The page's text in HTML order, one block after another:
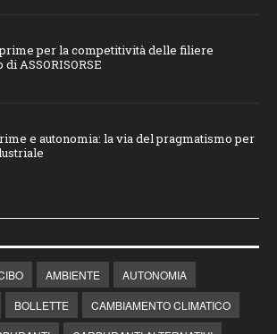
per la competitività delle filiere
ASSORISORSE
e autonomia: la via del pragmatismo per
AMBIENTE
AUTONOMIA
BOLLETTE
CAMBIAMENTO CLIMATICO